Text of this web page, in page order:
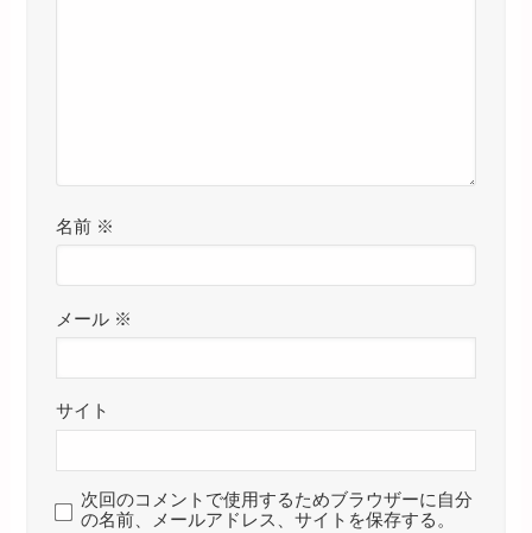
名前 ※
メール ※
サイト
次回のコメントで使用するためブラウザーに自分
の名前、メールアドレス、サイトを保存する。